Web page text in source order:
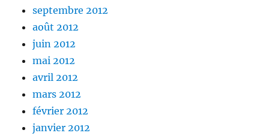
septembre 2012
août 2012
juin 2012
mai 2012
avril 2012
mars 2012
février 2012
janvier 2012